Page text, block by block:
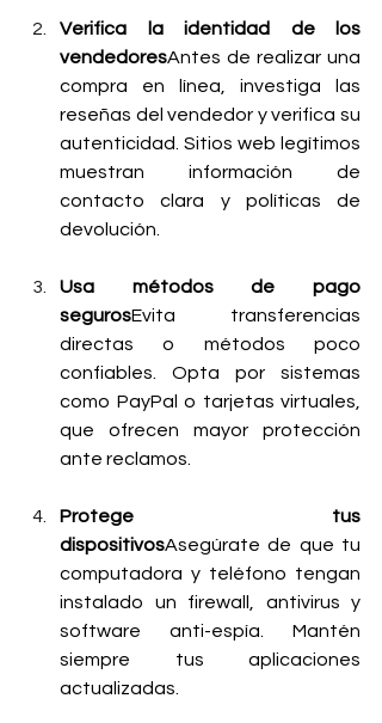
Verifica la identidad de los
vendedoresAntes de realizar una
compra en línea, investiga las
reseñas del vendedor y verifica su
autenticidad. Sitios web legítimos
muestran información de
contacto clara y políticas de
devolución.
Usa métodos de pago
segurosEvita transferencias
directas o métodos poco
confiables. Opta por sistemas
como PayPal o tarjetas virtuales,
que ofrecen mayor protección
ante reclamos.
Protege tus
dispositivosAsegúrate de que tu
computadora y teléfono tengan
instalado un firewall, antivirus y
software anti-espía. Mantén
siempre tus aplicaciones
actualizadas.